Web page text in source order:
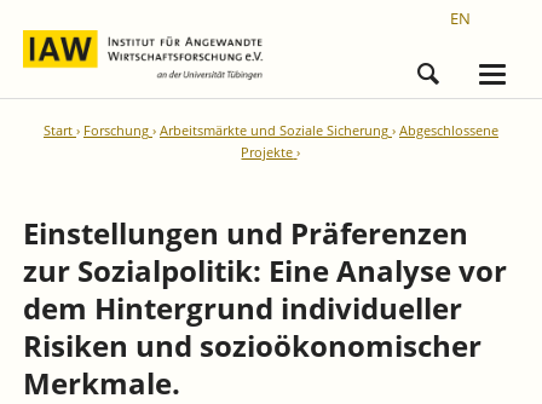
EN
Start Forschung Arbeitsmärkte und Soziale Sicherung
Abgeschlossene
Projekte
Einstellungen und Präferenzen
zur Sozialpolitik: Eine Analyse vor
dem Hintergrund individueller
Risiken und sozioökonomischer
Merkmale.